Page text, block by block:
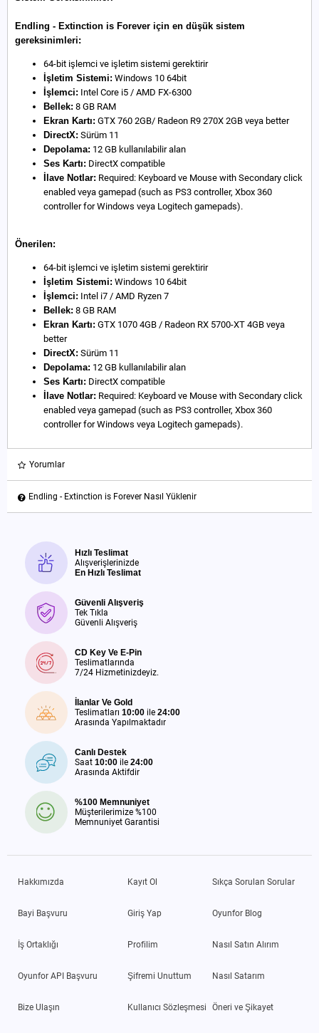
Endling - Extinction is Forever için en düşük sistem
gereksinimleri:
64-bit işlemci ve işletim sistemi gerektirir
İşletim Sistemi: Windows 10 64bit
İşlemci: Intel Core i5 / AMD FX-6300
Bellek: 8 GB RAM
Ekran Kartı: GTX 760 2GB/ Radeon R9 270X 2GB veya better
DirectX: Sürüm 11
Depolama: 12 GB kullanılabilir alan
Ses Kartı: DirectX compatible
İlave Notlar: Required: Keyboard ve Mouse with Secondary click
enabled veya gamepad (such as PS3 controller, Xbox 360
controller for Windows veya Logitech gamepads).
Önerilen:
64-bit işlemci ve işletim sistemi gerektirir
İşletim Sistemi: Windows 10 64bit
İşlemci: Intel i7 / AMD Ryzen 7
Bellek: 8 GB RAM
Ekran Kartı: GTX 1070 4GB / Radeon RX 5700-XT 4GB veya
better
DirectX: Sürüm 11
Depolama: 12 GB kullanılabilir alan
Ses Kartı: DirectX compatible
İlave Notlar: Required: Keyboard ve Mouse with Secondary click
enabled veya gamepad (such as PS3 controller, Xbox 360
controller for Windows veya Logitech gamepads).
Yorumlar
Endling - Extinction is Forever Nasıl Yüklenir
Hızlı Teslimat
Alışverişlerinizde
En Hızlı Teslimat
Güvenli Alışveriş
Tek Tıkla
Güvenli Alışveriş
CD Key Ve E-Pin
Teslimatlarında
7/24 Hizmetinizdeyiz.
İlanlar Ve Gold
Teslimatları 10:00 ile 24:00
Arasında Yapılmaktadır
Canlı Destek
Saat 10:00 ile 24:00
Arasında Aktifdir
%100 Memnuniyet
Müşterilerimize %100
Memnuniyet Garantisi
Hakkımızda
Bayi Başvuru
İş Ortaklığı
Oyunfor API Başvuru
Bize Ulaşın
Kayıt Ol
Giriş Yap
Profilim
Şifremi Unuttum
Kullanıcı Sözleşmesi
Sıkça Sorulan Sorular
Oyunfor Blog
Nasıl Satın Alırım
Nasıl Satarım
Öneri ve Şikayet